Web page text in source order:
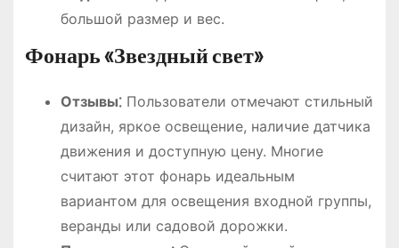
большой размер и вес.
Фонарь «Звездный свет»
Отзывы⁚Пользователи отмечают стильный
дизайн, яркое освещение, наличие датчика
движения и доступную цену. Многие
считают этот фонарь идеальным
вариантом для освещения входной группы,
веранды или садовой дорожки.